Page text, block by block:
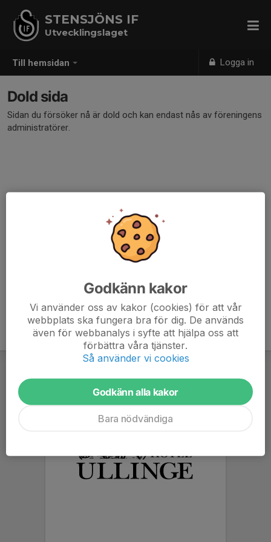
Till hemsidan Logga in
STENSJÖNS IF
Utvecklingslaget
Dold sida
Sidan du försöker nå är dold och kan endast nås av föreningens
administratörer.
Godkänn kakor
Vi använder oss av kakor (cookies) för att vår
webbplats ska fungera bra för dig. De används
även för webbanalys i syfte att hjälpa oss att
förbättra våra tjänster.
Så använder vi cookies
Godkänn alla kakor
Bara nödvändiga